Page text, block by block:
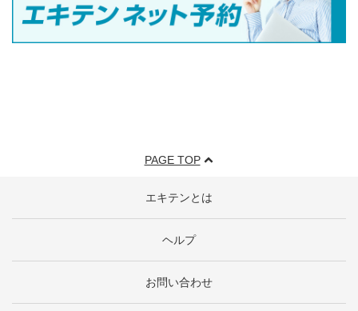
PAGE TOP
エキテンとは
ヘルプ
お問い合わせ